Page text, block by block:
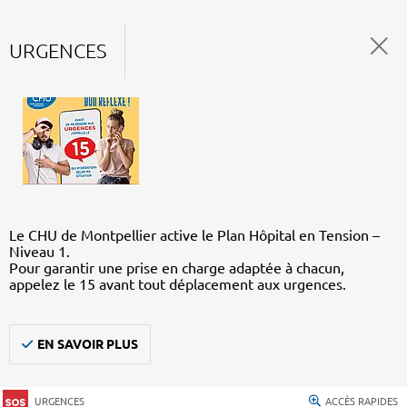
URGENCES
Le CHU de Montpellier active le Plan Hôpital en Tension –
Niveau 1.
Pour garantir une prise en charge adaptée à chacun,
appelez le 15 avant tout déplacement aux urgences.
EN SAVOIR PLUS
URGENCES ACCÈS RAPIDES